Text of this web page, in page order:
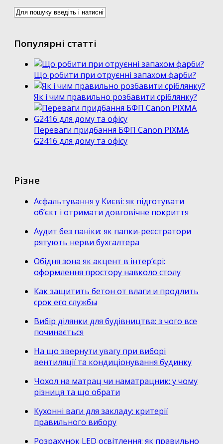
Популярні статті
Що робити при отруєнні запахом фарби?
Як і чим правильно розбавити сріблянку?
Переваги придбання БФП Canon PIXMA
G2416 для дому та офісу
Різне
Асфальтування у Києві: як підготувати
об’єкт і отримати довговічне покриття
Аудит без паніки: як папки-реєстратори
рятують нерви бухгалтера
Обідня зона як акцент в інтер’єрі:
оформлення простору навколо столу
Как защитить бетон от влаги и продлить
срок его службы
Вибір ділянки для будівництва: з чого все
починається
На що звернути увагу при виборі
вентиляції та кондиціонування будинку
Чохол на матрац чи наматрацник: у чому
різниця та що обрати
Кухонні ваги для закладу: критерії
правильного вибору
Розрахунок LED освітлення: як правильно